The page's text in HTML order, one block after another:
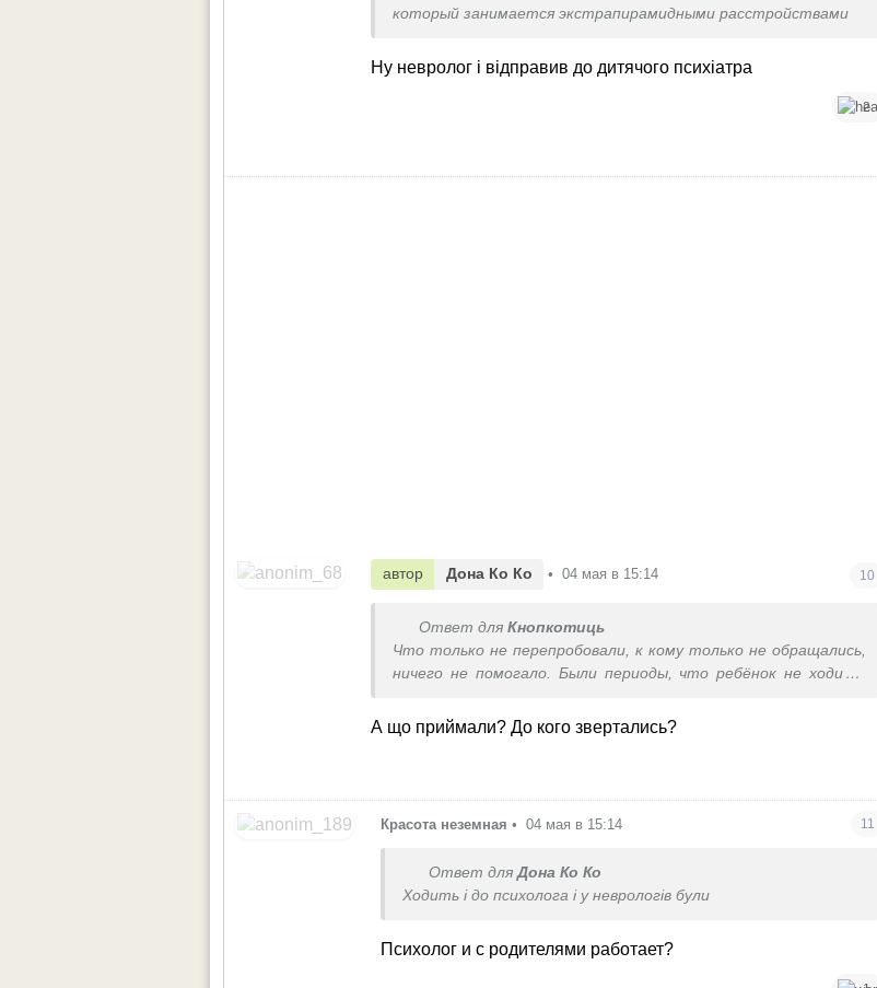
который занимается экстрапирамидными расстройствами
Ну невролог і відправив до дитячого психіатра
2
автор Дона Ко Ко • 04 мая в 15:14 10
Ответ для Кнопкотиць
Что только не перепробовали, к кому только не обращались,
ничего не помогало. Были периоды, что ребёнок не ходил в
страшно. От безысходности обратилась к классическом
гомеопату. Помогло.
А що приймали? До кого звертались?
Красота неземная • 04 мая в 15:14 11
Ответ для Дона Ко Ко
Ходить і до психолога і у неврологів були
Психолог и с родителями работает?